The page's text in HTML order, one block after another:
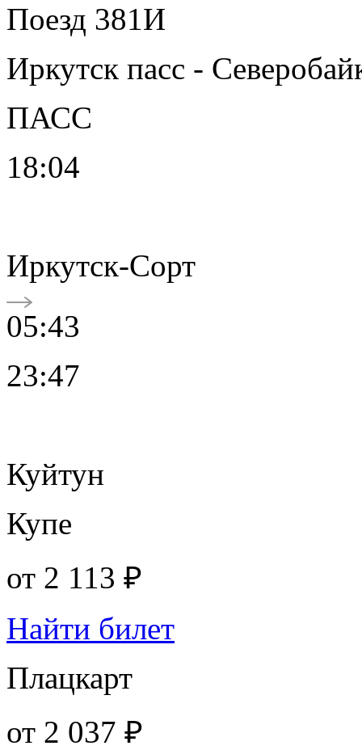
Поезд 381И
Иркутск пасс -
ПАСС
18:04
Иркутск-Сорт
05:43
23:47
Куйтун
Купе
от 2 113 ₽
Найти билет
Плацкарт
от 2 037 ₽